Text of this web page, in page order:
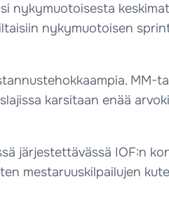
nykymuotoisesta
nykymuotoisen
MM-
karsitaan enää
järjestettävässä IOF:n
mestaruuskilpailujen